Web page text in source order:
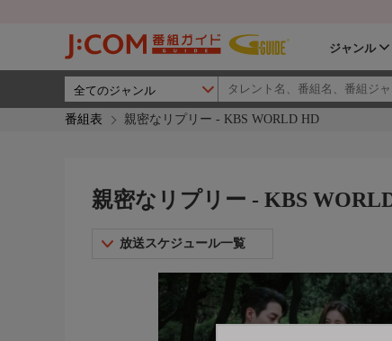
ジャンル
番組表 親密なリプリー - KBS WORLD HD
親密なリプリー - KBS
放送スケジュール一覧